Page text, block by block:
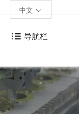
中文
导航栏